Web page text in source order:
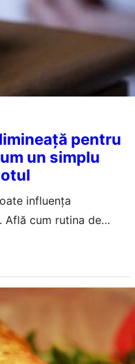
pentru
un simplu
influența
Află cum rutina de